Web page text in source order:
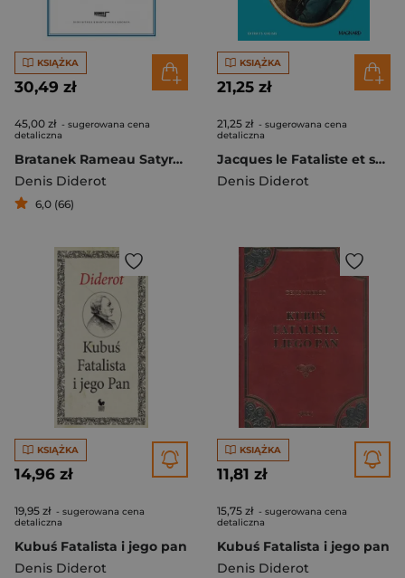
KSIĄŻKA
30,49 zł
45,00 zł - sugerowana cena
detaliczna
Bratanek Rameau Satyra II
Denis Diderot
6,0 (66)
KSIĄŻKA
21,25 zł
21,25 zł - sugerowana cena
detaliczna
Jacques le Fataliste et son maitre
Denis Diderot
KSIĄŻKA
14,96 zł
19,95 zł - sugerowana cena
detaliczna
Kubuś Fatalista i jego pan
Denis Diderot
KSIĄŻKA
11,81 zł
15,75 zł - sugerowana cena
detaliczna
Kubuś Fatalista i jego pan
Denis Diderot